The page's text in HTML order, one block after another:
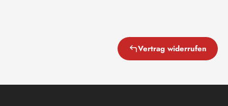
Vertrag widerrufen